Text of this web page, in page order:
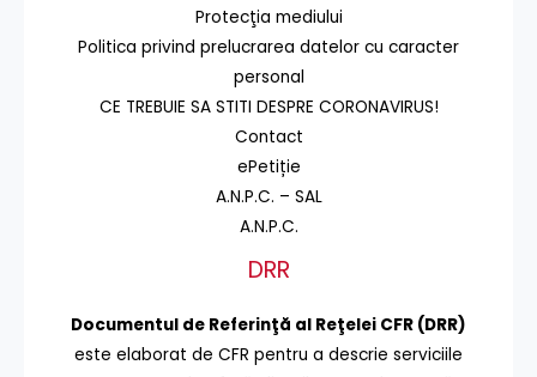
Protecţia mediului
Politica privind prelucrarea datelor cu caracter
personal
CE TREBUIE SA STITI DESPRE CORONAVIRUS!
Contact
ePetiție
A.N.P.C. – SAL
A.N.P.C.
DRR
Documentul de Referinţă al Reţelei CFR (DRR)
este elaborat de CFR pentru a descrie serviciile